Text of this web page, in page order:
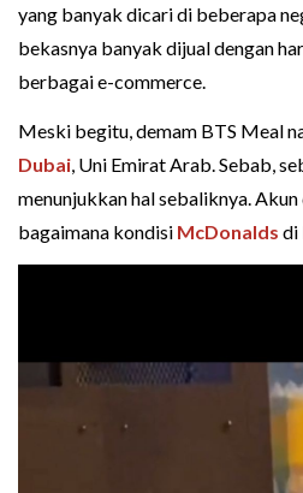
yang banyak dicari di beberapa
bekasnya banyak dijual dengan
berbagai e-commerce.
Meski begitu, demam BTS Meal
Dubai, Uni Emirat Arab. Sebab,
menunjukkan hal sebaliknya.
bagaimana kondisi McDonalds di